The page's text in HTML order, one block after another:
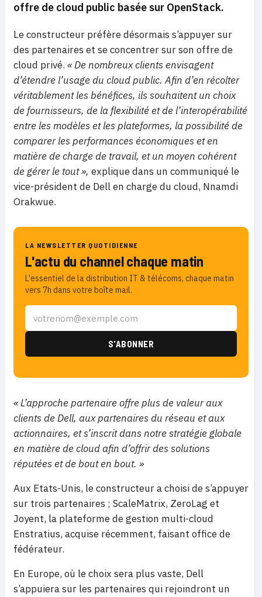
offre de cloud public basée sur OpenStack.
Le constructeur préfère désormais s’appuyer sur
des partenaires et se concentrer sur son offre de
cloud privé. « De nombreux clients envisagent
d’étendre l’usage du cloud public. Afin d’en récolter
véritablement les bénéfices, ils souhaitent un choix
de fournisseurs, de la flexibilité et de l’interopérabilité
entre les modèles et les plateformes, la possibilité de
comparer les performances économiques et en
matière de charge de travail, et un moyen cohérent
de gérer le tout », explique dans un communiqué le
vice-président de Dell en charge du cloud, Nnamdi
Orakwue.
LA NEWSLETTER QUOTIDIENNE
L'actu du channel chaque matin
L'essentiel de la distribution IT & télécoms, chaque matin
vers 7h dans votre boîte mail.
« L’approche partenaire offre plus de valeur aux
clients de Dell, aux partenaires du réseau et aux
actionnaires, et s’inscrit dans notre stratégie globale
en matière de cloud afin d’offrir des solutions
réputées et de bout en bout. »
Aux Etats-Unis, le constructeur a choisi de s’appuyer
sur trois partenaires ; ScaleMatrix, ZeroLag et
Joyent, la plateforme de gestion multi-cloud
Enstratius, acquise récemment, faisant office de
fédérateur.
En Europe, où le choix sera plus vaste, Dell
s’appuiera sur les partenaires qui rejoindront un